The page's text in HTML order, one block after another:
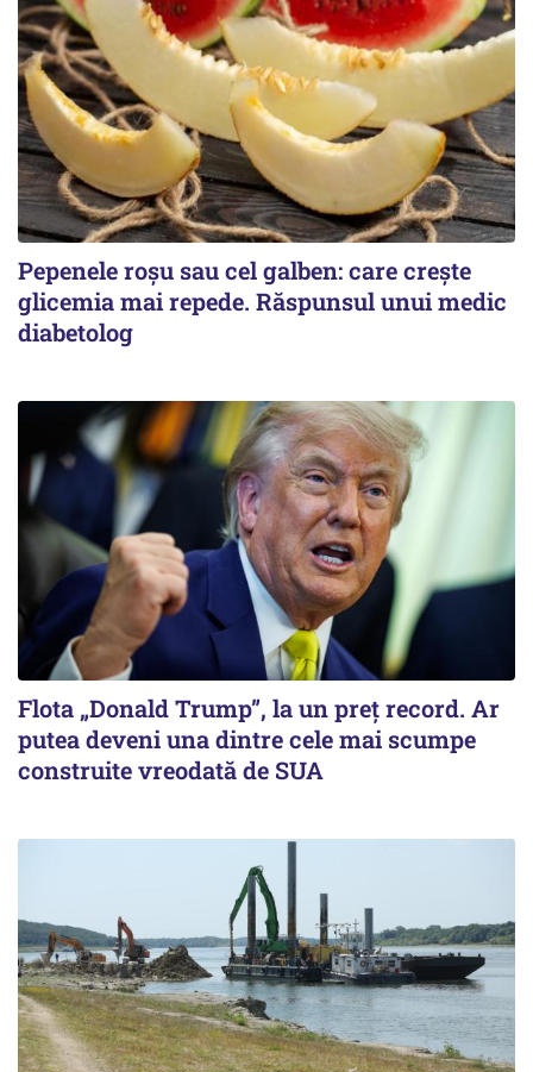
Pepenele roșu sau cel galben: care crește
glicemia mai repede. Răspunsul unui medic
diabetolog
Flota „Donald Trump”, la un preț record. Ar
putea deveni una dintre cele mai scumpe
construite vreodată de SUA